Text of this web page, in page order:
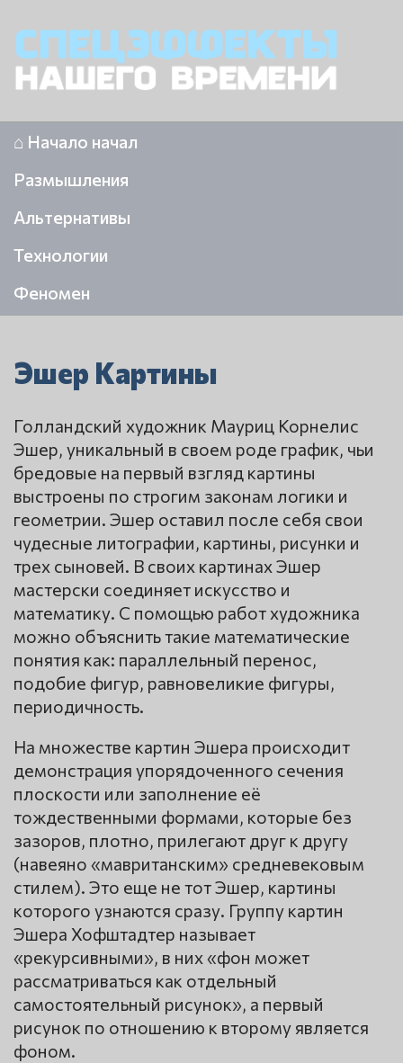
⌂ Начало начал
Размышления
Альтернативы
Технологии
Феномен
Эшер Картины
Голландский художник Мауриц Корнелис
Эшер, уникальный в своем роде график, чьи
бредовые на первый взгляд картины
выстроены по строгим законам логики и
геометрии. Эшер оставил после себя свои
чудесные литографии, картины, рисунки и
трех сыновей. В своих картинах Эшер
мастерски соединяет искусство и
математику. С помощью работ художника
можно объяснить такие математические
понятия как: параллельный перенос,
подобие фигур, равновеликие фигуры,
периодичность.
На множестве картин Эшера происходит
демонстрация упорядоченного сечения
плоскости или заполнение её
тождественными формами, которые без
зазоров, плотно, прилегают друг к другу
(навеяно «мавританским» средневековым
стилем). Это еще не тот Эшер, картины
которого узнаются сразу. Группу картин
Эшера Хофштадтер называет
«рекурсивными», в них «фон может
рассматриваться как отдельный
самостоятельный рисунок», а первый
рисунок по отношению к второму является
фоном.